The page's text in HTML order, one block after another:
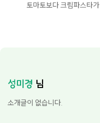
토마토보다 크림파스타
성미경 님
소개글이 없습니다.